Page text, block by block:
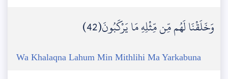
وَخَلَقْنَا لَهُم مِّن مِّثْلِهِ مَا يَرْكَبُونَ(42)
Wa Khalaqna Lahum Min Mithlihi Ma Yarkabuna